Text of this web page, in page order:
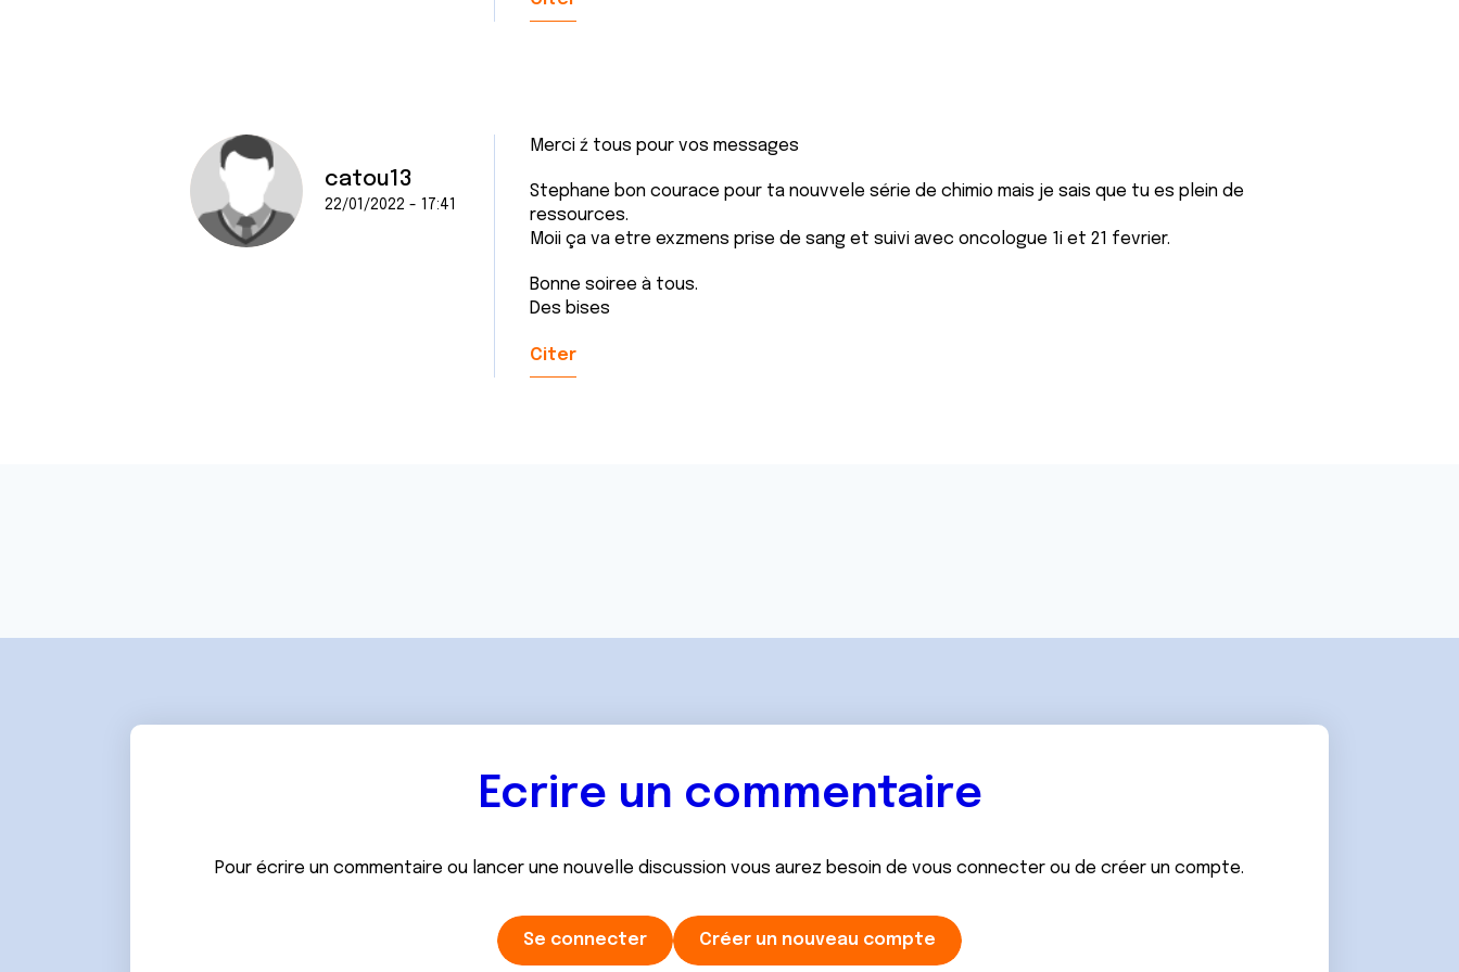
e
n
catou13
22/01/2022 - 17:41
Merci ź tous pour vos messages
Stephane bon courace pour ta nouvvele série de chimio mais je sais que tu es plein de
ressources.
Moii ça va etre exzmens prise de sang et suivi avec oncologue 1i et 21 fevrier.
Bonne soiree à tous.
Des bises
Citer
Ecrire un commentaire
Pour écrire un commentaire ou lancer une nouvelle discussion vous aurez besoin de vous connecter ou de créer un compte.
Se connecter Créer un nouveau compte